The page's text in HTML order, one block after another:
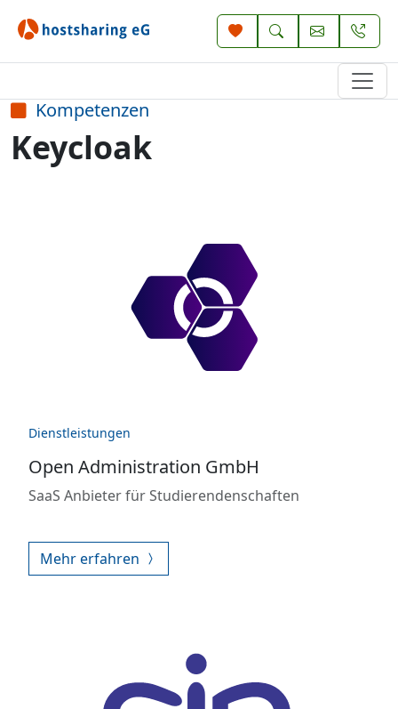
Kompetenzen
Keycloak
Dienstleistungen
Open Administration GmbH
SaaS Anbieter für Studierendenschaften
Mehr erfahren